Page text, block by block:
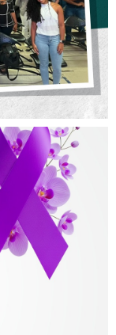
A
A